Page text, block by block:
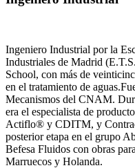
Ingeniero Industrial por la
Industriales de Madrid
School, con más de
en el tratamiento de
Mecanismos del CNAM.
era el especialista de
Actiflo® y CDITM, y
posterior etapa en el grupo
Befesa Fluidos con obras
Marruecos y Holanda.